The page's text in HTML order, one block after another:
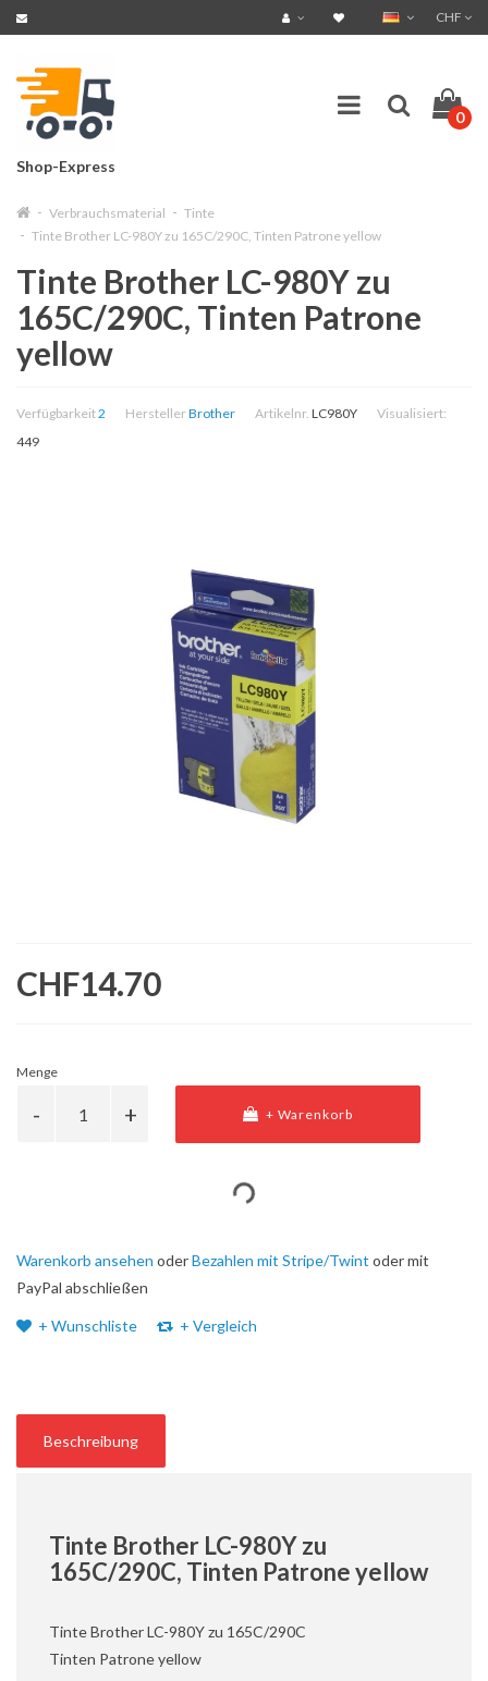
CHF
Shop-Express
0
Verbrauchsmaterial
Tinte
Tinte Brother LC-980Y zu 165C/290C, Tinten Patrone yellow
Tinte Brother LC-980Y zu
165C/290C, Tinten Patrone
yellow
Verfügbarkeit2 HerstellerBrother Artikelnr. LC980Y
Visualisiert:
449
CHF14.70
Menge
+ Warenkorb
Warenkorb ansehen oderBezahlen mit Stripe/Twint oder mit
PayPal abschließen
+ Wunschliste + Vergleich
Beschreibung
Tinte Brother LC-980Y zu
165C/290C, Tinten Patrone yellow
Tinte Brother LC-980Y zu 165C/290C
Tinten Patrone yellow